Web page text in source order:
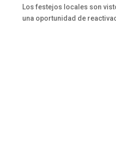
Los festejos locales son
una oportunidad de